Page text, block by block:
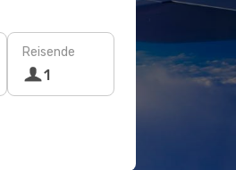
Reisende
1